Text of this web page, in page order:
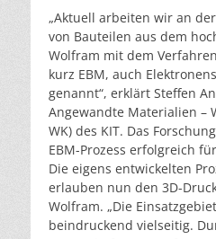
„Aktuell arbeiten wir an
von Bauteilen aus dem
Wolfram mit dem Verfahren
kurz EBM, auch
genannt“, erklärt Steffen
Angewandte Materialien –
WK) des KIT. Das
EBM-Prozess erfolgreich
Die eigens entwickelten
erlauben nun den 3D-
Wolfram. „Die
beindruckend vielseitig.